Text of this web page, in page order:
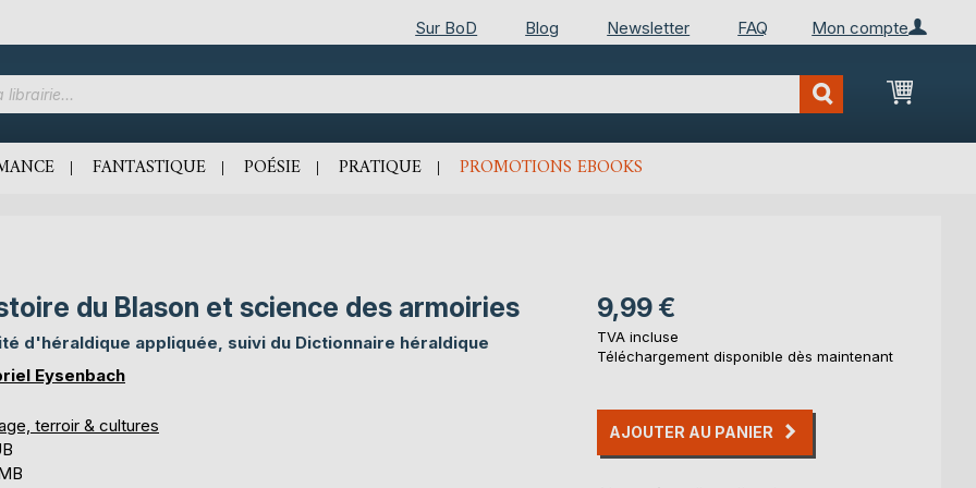
Mon compte
Sur BoD Blog Newsletter FAQ
Mon
FANTASTIQUE POÉSIE PRATIQUE PROMOTIONS EBOOKS
du Blason et science des armoiries
d'héraldique appliquée, suivi du Dictionnaire héraldique
Eysenbach
terroir & cultures
9,99 €
TVA incluse
Téléchargement disponible dès maintenant
AJOUTER AU PANIER